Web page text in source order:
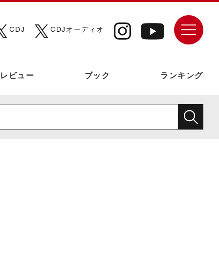
CDJ CDJオーディオ
レビュー ブック ランキング